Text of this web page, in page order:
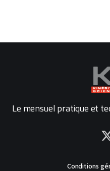
Le mensuel pratique et
Conditions